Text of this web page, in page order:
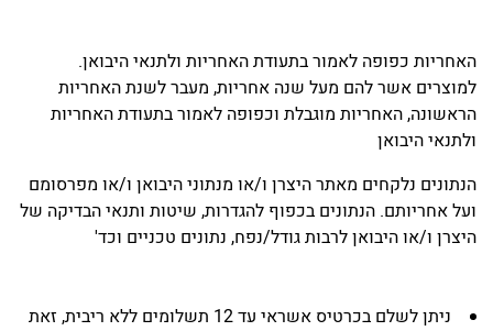
האחריות כפופה לאמור בתעודת האחריות ולתנאי היבואן.
למוצרים אשר להם מעל שנה אחריות, מעבר לשנת האחריות
הראשונה, האחריות מוגבלת וכפופה לאמור בתעודת האחריות
ולתנאי היבואן
הנתונים נלקחים מאתר היצרן ו/או מנתוני היבואן ו/או מפרסומם
ועל אחריותם. הנתונים בכפוף להגדרות, שיטות ותנאי הבדיקה של
היצרן ו/או היבואן לרבות גודל/נפח, נתונים טכניים וכד'
ניתן לשלם בכרטיס אשראי עד 12 תשלומים ללא ריבית, זאת